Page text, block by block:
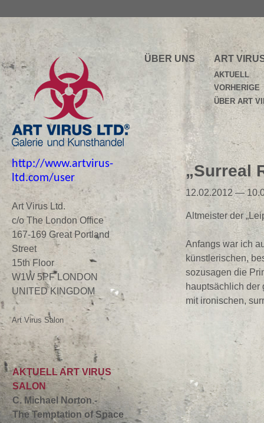
http://www.artvirus-
ltd.com/user
Art Virus Ltd.
c/o The London Office
167-169 Great Portland
Street
15th Floor
W1W 5PF LONDON
UNITED KINGDOM
Art Virus Salon
AKTUELL ART VIRUS
SALON
C. Michael Norton -
The Temptation of Space
ÜBER UNS ART
AKTUELL
VORHERIGE
ÜBER ART
„Surreal
12.02.2012 —
Altmeister der
Anfangs war ich
künstlerischen,
sozusagen die
hauptsächlich der
mit ironischen,